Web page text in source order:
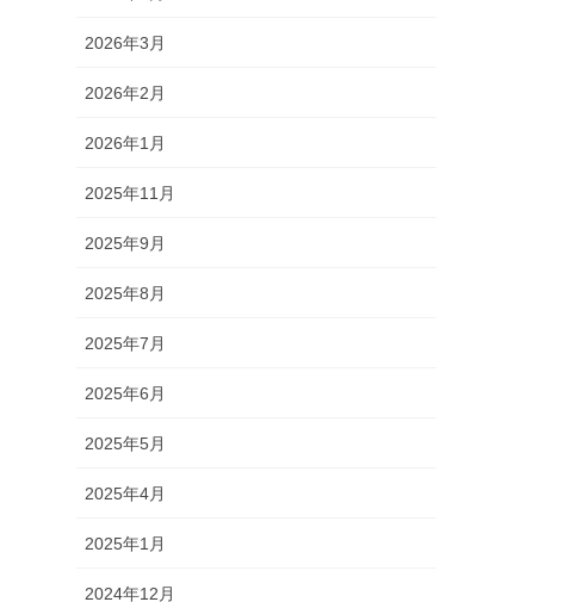
2026年3月
2026年2月
2026年1月
2025年11月
2025年9月
2025年8月
2025年7月
2025年6月
2025年5月
2025年4月
2025年1月
2024年12月